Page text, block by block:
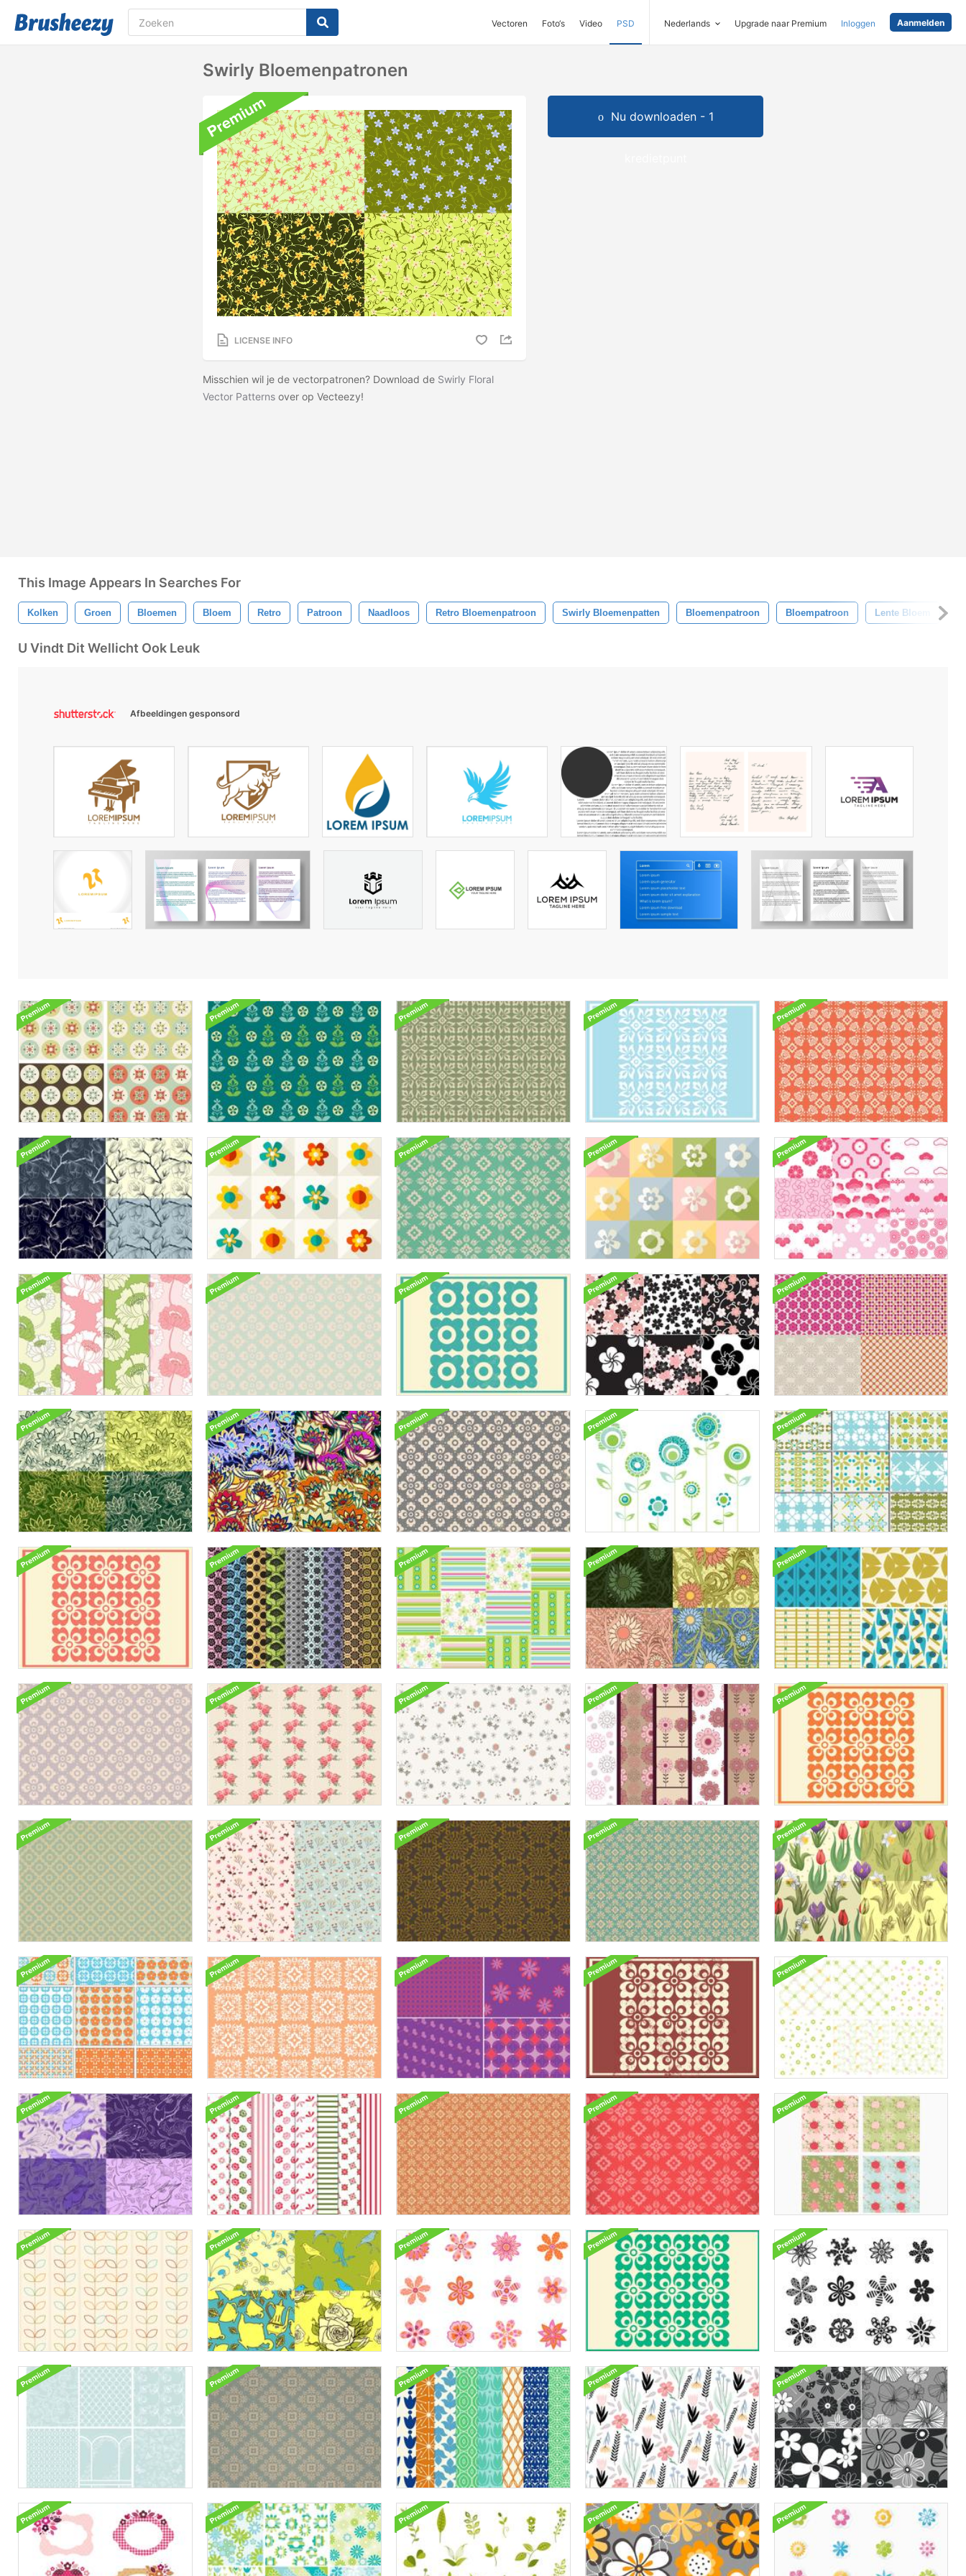
Vectoren Foto‘s Video PSD Nederlands Upgrade naar Premium Inloggen Aanmelden
Swirly Bloemenpatronen
LICENSE INFO
Misschien wil je de vectorpatronen? Download de Swirly Floral
Vector Patterns over op Vecteezy!
Nu downloaden - 1
This Image Appears In Searches For
Kolken Groen Bloemen Bloem Retro Patroon Naadloos Retro Bloemenpatroon Swirly Bloemenpatten Bloemenpatroon Bloempatroon Lente Bloem
U Vindt Dit Wellicht Ook Leuk
Afbeeldingen gesponsord